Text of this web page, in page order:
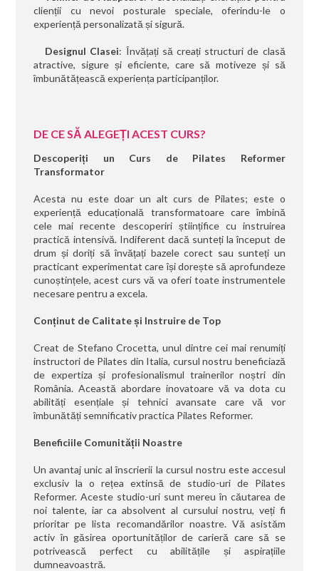
clienții cu nevoi posturale speciale, oferindu-le o
experiență personalizată și sigură.
Designul Clasei: Învățați să creați structuri de clasă
atractive, sigure și eficiente, care să motiveze și să
îmbunătățească experiența participanților.
DE CE SĂ ALEGEȚI ACEST CURS?
Descoperiți un Curs de Pilates Reformer
Transformator
Acesta nu este doar un alt curs de Pilates; este o
experiență educațională transformatoare care îmbină
cele mai recente descoperiri științifice cu instruirea
practică intensivă. Indiferent dacă sunteți la început de
drum și doriți să învățați bazele corect sau sunteți un
practicant experimentat care își dorește să aprofundeze
cunoștințele, acest curs vă va oferi toate instrumentele
necesare pentru a excela.
Conținut de Calitate și Instruire de Top
Creat de Stefano Crocetta, unul dintre cei mai renumiți
instructori de Pilates din Italia, cursul nostru beneficiază
de expertiza și profesionalismul trainerilor noștri din
România. Această abordare inovatoare vă va dota cu
abilități esențiale și tehnici avansate care vă vor
îmbunătăți semnificativ practica Pilates Reformer.
Beneficiile Comunității Noastre
Un avantaj unic al înscrierii la cursul nostru este accesul
exclusiv la o rețea extinsă de studio-uri de Pilates
Reformer. Aceste studio-uri sunt mereu în căutarea de
noi talente, iar ca absolvent al cursului nostru, veți fi
prioritar pe lista recomandărilor noastre. Vă asistăm
activ în găsirea oportunităților de carieră care să se
potrivească perfect cu abilitățile și aspirațiile
dumneavoastră.